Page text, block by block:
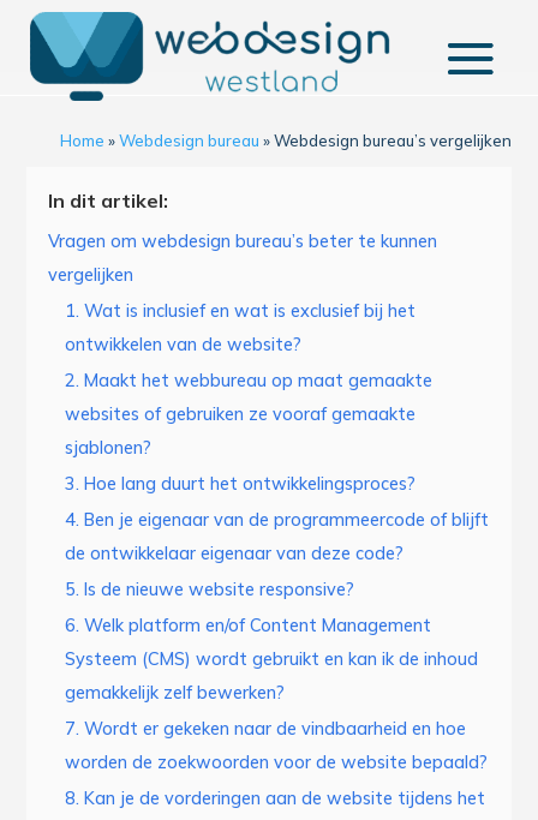
Home »Webdesign bureau »Webdesign bureau’s vergelijken
In dit artikel:
Vragen om webdesign bureau’s beter te kunnen
vergelijken
1. Wat is inclusief en wat is exclusief bij het
ontwikkelen van de website?
2. Maakt het webbureau op maat gemaakte
websites of gebruiken ze vooraf gemaakte
sjablonen?
3. Hoe lang duurt het ontwikkelingsproces?
4. Ben je eigenaar van de programmeercode of blijft
de ontwikkelaar eigenaar van deze code?
5. Is de nieuwe website responsive?
6. Welk platform en/of Content Management
Systeem (CMS) wordt gebruikt en kan ik de inhoud
gemakkelijk zelf bewerken?
7. Wordt er gekeken naar de vindbaarheid en hoe
worden de zoekwoorden voor de website bepaald?
8. Kan je de vorderingen aan de website tijdens het